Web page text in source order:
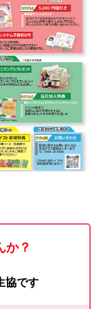
か？
協です